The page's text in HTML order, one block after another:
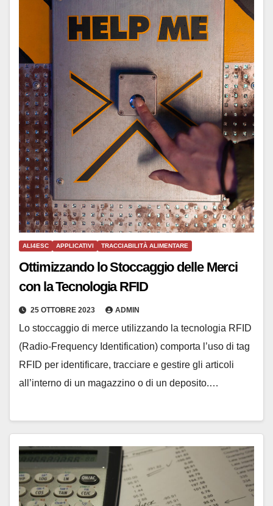
ALI4ESC APPLICATIVI TRACCIABILITÀ ALIMENTARE
Ottimizzando lo Stoccaggio delle Merci
con la Tecnologia RFID
25 OTTOBRE 2023 ADMIN
Lo stoccaggio di merce utilizzando la tecnologia RFID
(Radio-Frequency Identification) comporta l’uso di tag
RFID per identificare, tracciare e gestire gli articoli
all’interno di un magazzino o di un deposito.…